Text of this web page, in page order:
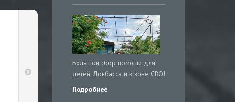
Большой сбор помощи для
детей Донбасса и в зоне СВО!
Подробнее